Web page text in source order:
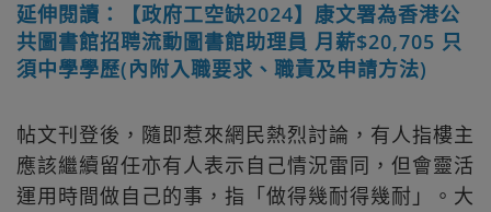
延伸閱讀：【政府工空缺2024】康文署為香港公
共圖書館招聘流動圖書館助理員 月薪$20,705 只
須中學學歷(內附入職要求、職責及申請方法)
帖文刊登後，隨即惹來網民熱烈討論，有人指樓主
應該繼續留任亦有人表示自己情況雷同，但會靈活
運用時間做自己的事，指「做得幾耐得幾耐」。大